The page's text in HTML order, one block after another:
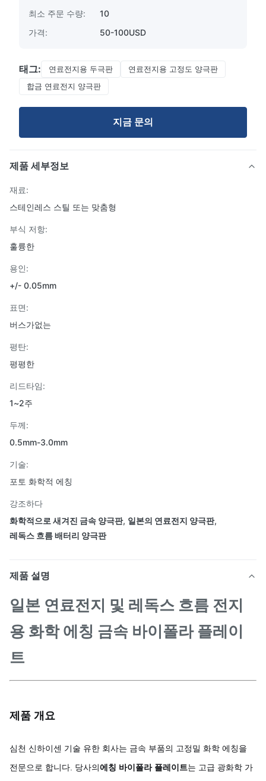
최소 주문 수량:
10
가격:
50-100USD
태그: 연료전지용 두극판
연료전지용 고정도 양극판
합금 연료전지 양극판
지금 문의
제품 세부정보
재료:
스테인레스 스틸 또는 맞춤형
부식 저항:
훌륭한
용인:
+/- 0.05mm
표면:
버스가없는
평탄:
평평한
리드타임:
1~2주
두께:
0.5mm-3.0mm
기술:
포토 화학적 에칭
강조하다
화학적으로 새겨진 금속 양극판, 일본의 연료전지 양극판,
레독스 흐름 배터리 양극판
제품 설명
일본 연료전지 및 레독스 흐름 전지
용 화학 에칭 금속 바이폴라 플레이
트
제품 개요
심천 신하이센 기술 유한 회사는 금속 부품의 고정밀 화학 에칭을
전문으로 합니다. 당사의에칭 바이폴라 플레이트는 고급 광화학 가